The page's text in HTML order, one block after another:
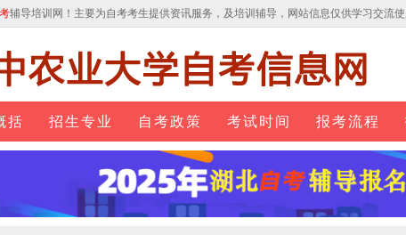
辅导培训网！主要为自考考生提供资讯服务，及培训辅导，网站信息仅供学习交流
括 招生专业 自考政策 考试时间 报考流程